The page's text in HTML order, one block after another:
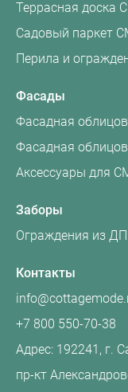
Террасная доска
Садовый паркет
Перила и
Фасады
Фасадная
Фасадная
Аксессуары для
Заборы
Ограждения из
Контакты
+7 800 550-70-38
Адрес: 192241, г.
пр‑кт